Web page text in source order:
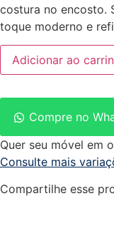
costura no encosto.
toque moderno e
Adicionar ao
Compre no
Quer seu móvel em
Consulte mais
Compartilhe esse